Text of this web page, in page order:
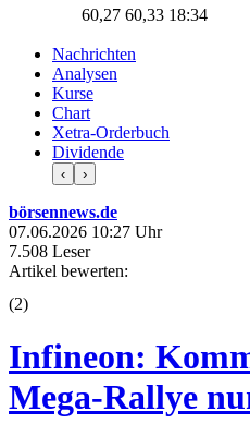
60,27 60,33 18:34
Nachrichten
Analysen
Kurse
Chart
Xetra-Orderbuch
Dividende
‹ ›
börsennews.de
07.06.2026 10:27 Uhr
7.508 Leser
Artikel bewerten:
(2)
Infineon:
Mega-Rallye